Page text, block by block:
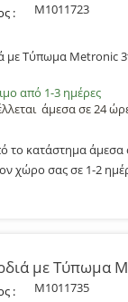
: M1011723
με Τύπωμα Metronic
από 1-3 ημέρες
άμεσα σε 24
το κατάστημα άμεσα
χώρο σας σε 1-2
με Τύπωμα
: M1011735